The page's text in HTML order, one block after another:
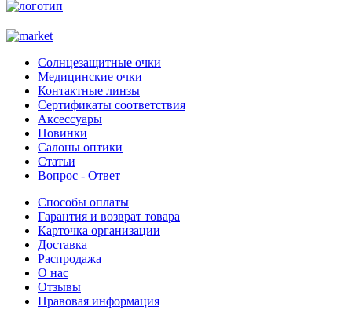
Солнцезащитные очки
Медицинские очки
Контактные линзы
Сертификаты соответствия
Аксессуары
Новинки
Салоны оптики
Статьи
Вопрос - Ответ
Способы оплаты
Гарантия и возврат товара
Карточка организации
Доставка
Распродажа
О нас
Отзывы
Правовая информация